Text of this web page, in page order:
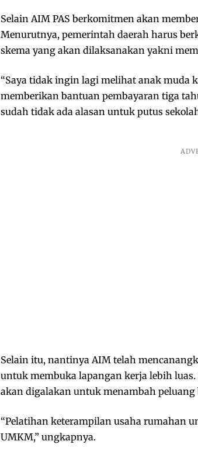
Selain AIM PAS berkomitmen akan
Menurutnya, pemerintah daerah harus
skema yang akan dilaksanakan yakni
“Saya tidak ingin lagi melihat anak muda
memberikan bantuan pembayaran tiga
sudah tidak ada alasan untuk putus
Selain itu, nantinya AIM telah
untuk membuka lapangan kerja lebih
akan digalakan untuk menambah
“Pelatihan keterampilan usaha rumahan
UMKM,” ungkapnya.